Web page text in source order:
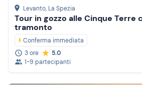
Levanto, La Spezia
Tour in gozzo alle Cinque Terre
tramonto
Conferma immediata
3 ore
5.0
1-9 partecipanti